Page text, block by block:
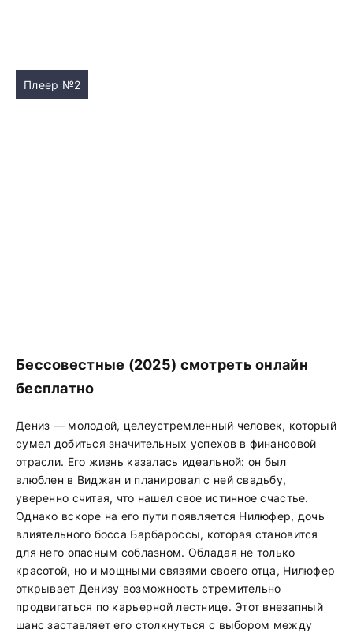
Плеер №2
Бессовестные (2025) смотреть онлайн
бесплатно
Дениз — молодой, целеустремленный человек, который
сумел добиться значительных успехов в финансовой
отрасли. Его жизнь казалась идеальной: он был
влюблен в Виджан и планировал с ней свадьбу,
уверенно считая, что нашел свое истинное счастье.
Однако вскоре на его пути появляется Нилюфер, дочь
влиятельного босса Барбароссы, которая становится
для него опасным соблазном. Обладая не только
красотой, но и мощными связями своего отца, Нилюфер
открывает Денизу возможность стремительно
продвигаться по карьерной лестнице. Этот внезапный
шанс заставляет его столкнуться с выбором между